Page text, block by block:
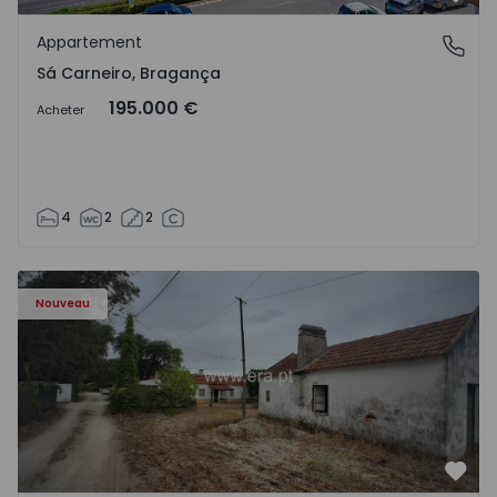
Sá Carneiro, Bragança
Appartement
Sá Carneiro, Bragança
Acheter 195.000 €
4 2 2
Nouveau
Appartement T3 Salvaterra de Magos, Marinhais -